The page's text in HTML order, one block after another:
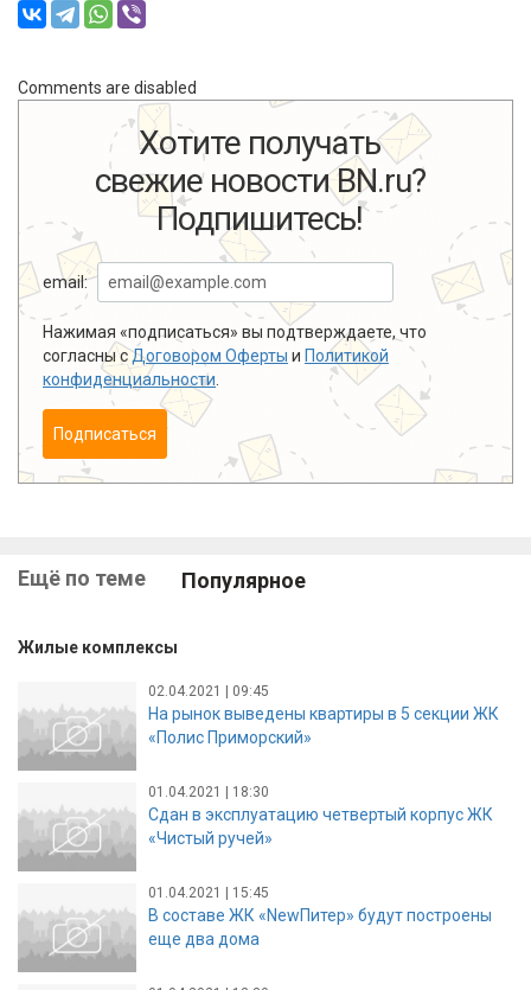
Comments are disabled
Хотите получать
свежие новости BN.ru?
Подпишитесь!
email:
Нажимая «подписаться» вы подтверждаете, что
согласны сДоговором Оферты и Политикой
конфиденциальности
Подписаться
Ещё по теме Популярное
Жилые комплексы
02.04.2021 | 09:45
На рынок выведены квартиры в 5 секции ЖК
«Полис Приморский»
01.04.2021 | 18:30
Сдан в эксплуатацию четвертый корпус ЖК
«Чистый ручей»
01.04.2021 | 15:45
В составе ЖК «NewПитер» будут построены
еще два дома